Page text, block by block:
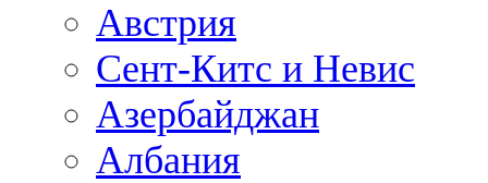
Австрия
Сент-Китс и Невис
Азербайджан
Албания